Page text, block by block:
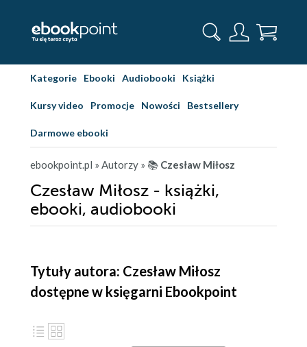
Kategorie Ebooki Audiobooki Książki
Kursy video Promocje Nowości Bestsellery
Darmowe ebooki
ebookpoint.pl » Autorzy » 📚 Czesław Miłosz
Czesław Miłosz - książki,
ebooki, audiobooki
Tytuły autora: Czesław Miłosz
dostępne w księgarni Ebookpoint